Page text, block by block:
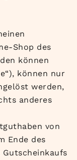
Shop des
können
können nur
werden,
anderes
von
Ende des